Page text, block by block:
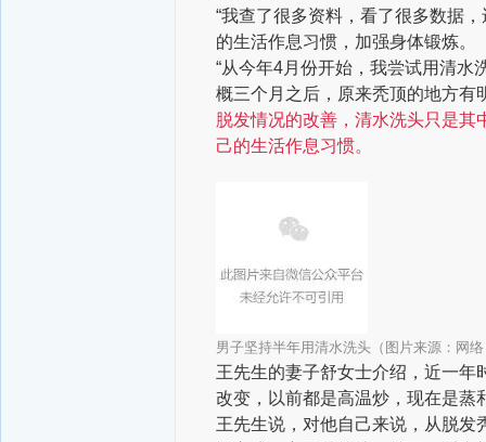
“我查了很多资料，看了很多数据
的生活作息习惯，加强身体锻炼。
“从今年4月份开始，我尝试用清水
概三个月之后，原来秃顶的地方有
脱发情况的改善，清水洗头只是
己的生活作息习惯。
男子坚持半年用清水洗头（图片来源：网
王先生的妻子舒女士介绍，近一年
改变，以前都是高温炒，现在是蒸
王先生说，对他自己来说，从脱